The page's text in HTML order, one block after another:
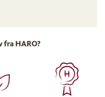
fra HARO?